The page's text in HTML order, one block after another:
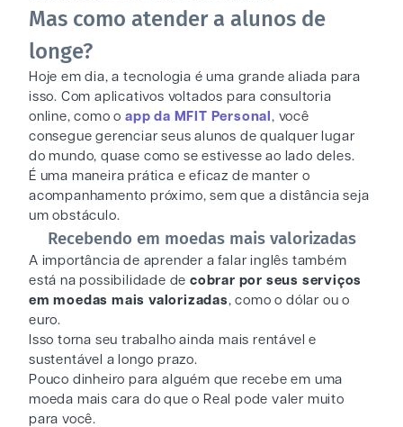
Mas como atender a alunos de
longe?
Hoje em dia, a tecnologia é uma grande aliada para
isso. Com aplicativos voltados para consultoria
online, como oapp da MFIT Personal , você
consegue gerenciar seus alunos de qualquer lugar
do mundo, quase como se estivesse ao lado deles.
É uma maneira prática e eficaz de manter o
acompanhamento próximo, sem que a distância seja
um obstáculo.
Recebendo em moedas mais valorizadas
A importância de aprender a falar inglês também
está na possibilidade decobrar por seus serviços
em moedas mais valorizadas, como o dólar ou o
euro.
Isso torna seu trabalho ainda mais rentável e
sustentável a longo prazo.
Pouco dinheiro para alguém que recebe em uma
moeda mais cara do que o Real pode valer muito
para você.